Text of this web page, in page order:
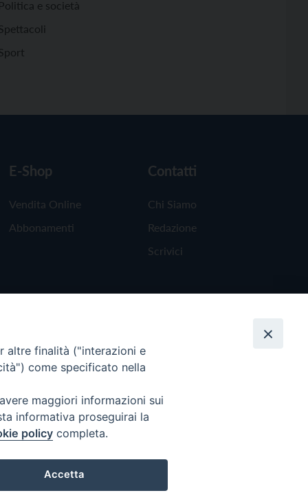
Politica e società
E-Shop
Vendita Online
Abbonamenti
Contatti
Chi Siamo
Redazione
Scrivici
altre finalità ("interazioni e
come specificato nella
maggiori informazioni sui
informativa proseguirai la
policy completa.
Accetta